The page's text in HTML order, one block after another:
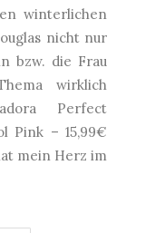
winterlichen
nicht nur
bzw. die Frau
wirklich
Perfect
Pink – 15,99€
mein Herz im